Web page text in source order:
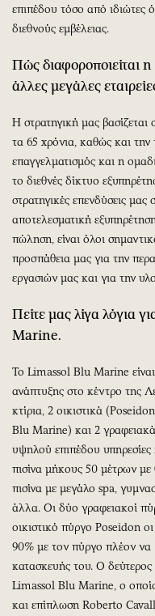
επιπέδου τόσο από ιδιώτες
διεθνούς εμβέλειας.
Πώς διαφοροποιείται
άλλες μεγάλες
Η στρατηγική μας
τα 65 χρόνια, καθώς και την
επαγγελματισμός και η
το διεθνές δίκτυο
στρατηγικές επενδύσεις
αποτελεσματική
πώληση, είναι όλοι
προσπάθεια μας για την
εργασιών μας και για την
Πείτε μας λίγα λόγια
Marine.
Το Limassol Blu Marine
ανάπτυξης στο κέντρο της
κτίρια, 2 οικιστικά
Blu Marine) και 2
υψηλού επιπέδου υπηρεσίες
πισίνα μήκους 50 μέτρων
πισίνα με μεγάλο spa,
άλλα. Οι δύο γραφειακοί
οικιστικό πύργο Poseidon
90% με τον πύργο πλέον να
κατασκευής του. O
Limassol Blu Marine, ο
και επίπλωση Roberto